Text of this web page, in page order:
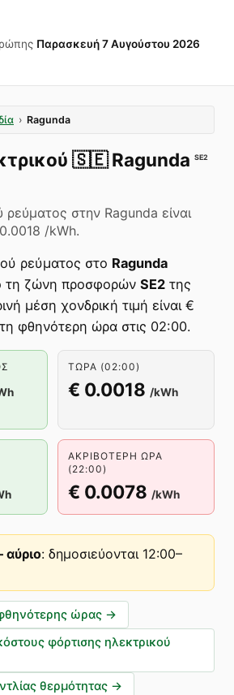
Παρασκευή 7 Αυγούστου 2026
› Ragunda
🇸🇪 Ragunda SE2
ρεύματος στην Ragunda είναι
/kWh.
ρεύματος στο Ragunda
τη ζώνη προσφορών SE2 της
μέση χονδρική τιμή είναι €
φθηνότερη ώρα στις 02:00.
ΤΏΡΑ (02:00)
€ 0.0018 /kWh
ΑΚΡΙΒΌΤΕΡΗ ΏΡΑ
(22:00)
€ 0.0078 /kWh
αύριο: δημοσιεύονται 12:00–
ώρας →
φόρτισης ηλεκτρικού
θερμότητας →